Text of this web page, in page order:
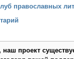
православных
наш проект